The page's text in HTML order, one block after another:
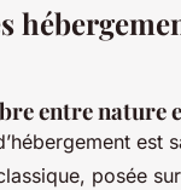
entre nature
est
posée